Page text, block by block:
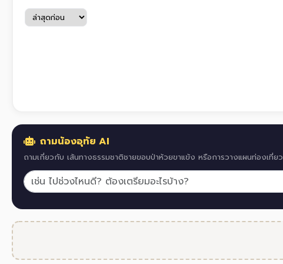
ถามน้องอุทัย AI
ถามเกี่ยวกับ เส้นทางธรรมชาติชายขอบป่าห้วยขาแข้ง หรือการวางแผนท่องเที่ยว